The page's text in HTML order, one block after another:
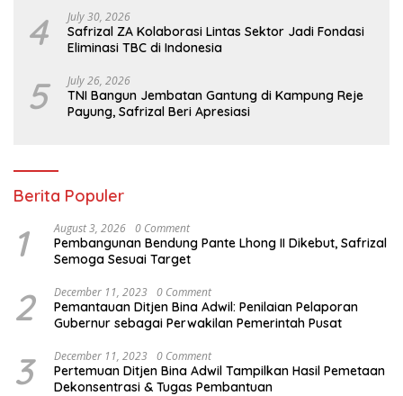
4 July 30, 2026
Safrizal ZA Kolaborasi Lintas Sektor Jadi Fondasi
Eliminasi TBC di Indonesia
5 July 26, 2026
TNI Bangun Jembatan Gantung di Kampung Reje
Payung, Safrizal Beri Apresiasi
Berita Populer
1 August 3, 2026 0 Comment
Pembangunan Bendung Pante Lhong II Dikebut, Safrizal
Semoga Sesuai Target
2 December 11, 2023 0 Comment
Pemantauan Ditjen Bina Adwil: Penilaian Pelaporan
Gubernur sebagai Perwakilan Pemerintah Pusat
3 December 11, 2023 0 Comment
Pertemuan Ditjen Bina Adwil Tampilkan Hasil Pemetaan
Dekonsentrasi & Tugas Pembantuan